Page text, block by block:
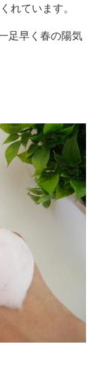
れています。
足早く春の陽気